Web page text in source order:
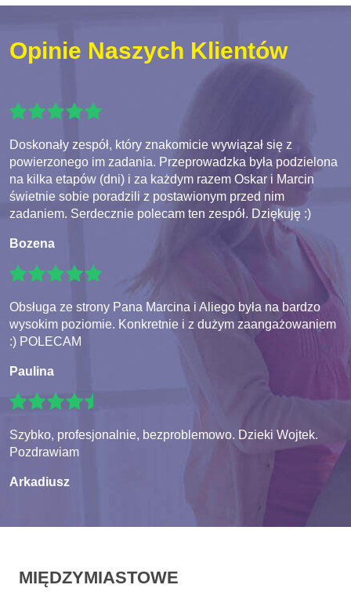
Opinie Naszych Klientów
Doskonały zespół, który znakomicie wywiązał się z
powierzonego im zadania. Przeprowadzka była podzielona
na kilka etapów (dni) i za każdym razem Oskar i Marcin
świetnie sobie poradzili z postawionym przed nim
zadaniem. Serdecznie polecam ten zespół. Dziękuję :)
Bozena
Obsługa ze strony Pana Marcina i Aliego była na bardzo
wysokim poziomie. Konkretnie i z dużym zaangażowaniem
:) POLECAM
Paulina
Szybko, profesjonalnie, bezproblemowo. Dzieki Wojtek.
Pozdrawiam
Arkadiusz
MIĘDZYMIASTOWE